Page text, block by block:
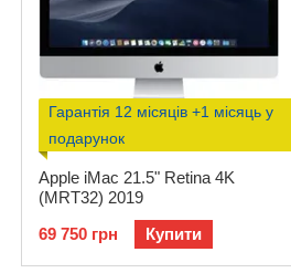
Гарантія 12 місяців +1 місяць у
подарунок
Apple iMac 21.5" Retina 4K
(MRT32) 2019
69 750 грн
Купити